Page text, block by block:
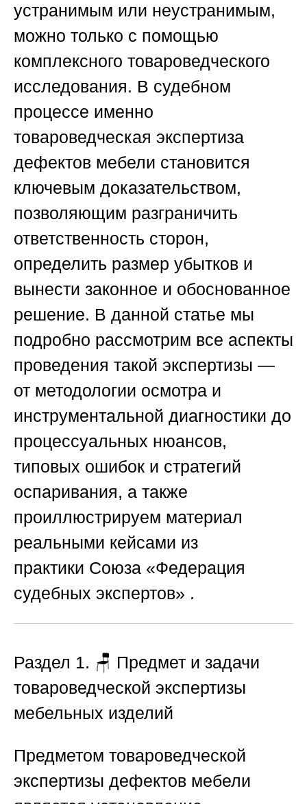
устранимым или неустранимым,
можно только с помощью
комплексного товароведческого
исследования. В судебном
процессе именно
товароведческая экспертиза
дефектов мебели становится
ключевым доказательством,
позволяющим разграничить
ответственность сторон,
определить размер убытков и
вынести законное и обоснованное
решение. В данной статье мы
подробно рассмотрим все аспекты
проведения такой экспертизы —
от методологии осмотра и
инструментальной диагностики до
процессуальных нюансов,
типовых ошибок и стратегий
оспаривания, а также
проиллюстрируем материал
реальными кейсами из
практики Союза «Федерация
судебных экспертов» .
Раздел 1. 🪑 Предмет и задачи
товароведческой экспертизы
мебельных изделий
Предметом товароведческой
экспертизы дефектов мебели